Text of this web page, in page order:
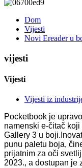
Dom
Vijesti
Novi Ereader u
vijesti
Vijesti
Vijesti iz
Pocketbook je
namenski e-čitač
Gallery 3 u
punu paletu boja,
prijatnim za oči
2023., a dostupan je